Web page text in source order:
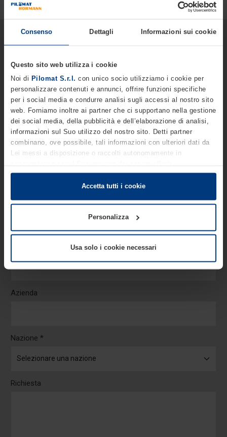
Consenso Dettagli Informazioni sui cookie
Questo sito web utilizza i cookie
Noi di Pilomat S.r.l. con unico socio utilizziamo i cookie per
personalizzare contenuti e annunci, offrire funzioni specifiche
per i social media e condurre analisi sugli accessi al nostro sito
web. Forniamo inoltre ai partner che ci supportano nella gestione
dei social media, della pubblicità e dell’elaborazione di analisi,
informazioni sul Suo utilizzo del nostro sito. Detti partner
combinano, ove possibile, tali informazioni con ulteriori dati da
Lei messi a disposizione o raccolti autonomamente in
Le disposizioni di legge ci autorizzano a salvare i cookie sul
Suo dispositivo in tutti quei casi in cui essi sono strettamente
tipi di cookie, necessitiamo del Suo consenso. Lei ha comunque
facoltà di modificare o revocare tale consenso in ogni momento
Accetta tutti i cookie
Personalizza
Usa solo i cookie necessari
Vuoi avere informazioni più
e servizi?
Siamo a tua disposizione.
Nome *
Cognome *
Telefono *
Azienda
Nazione *
Richiesta